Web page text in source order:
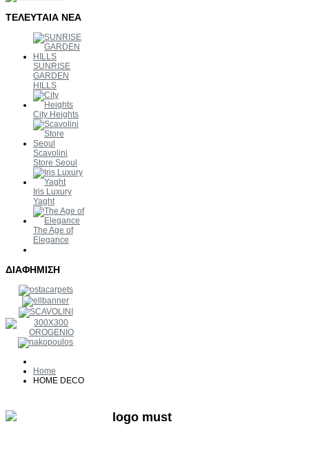
ΤΕΛΕΥΤΑΙΑ ΝΕΑ
SUNRISE
GARDEN
HILLS
City Heights
Scavolini
Store Seoul
Iris Luxury
Yaght
The Age of
Elegance
ΔΙΑΦΗΜΙΣΗ
Home
HOME DECO